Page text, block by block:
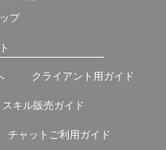
プ
クライアント用ガイド
スキル販売ガイド
チャットご利用ガイド